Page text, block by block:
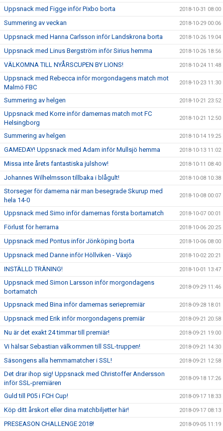
Uppsnack med Figge inför Pixbo borta 2018-10-31 08:00
Summering av veckan 2018-10-29 00:06
Uppsnack med Hanna Carlsson inför Landskrona borta 2018-10-26 19:04
Uppsnack med Linus Bergström inför Sirius hemma 2018-10-26 18:56
VÄLKOMNA TILL NYÅRSCUPEN BY LIONS! 2018-10-24 11:48
Uppsnack med Rebecca inför morgondagens match mot
Malmö FBC
2018-10-23 11:30
Summering av helgen 2018-10-21 23:52
Uppsnack med Korre inför damernas match mot FC
Helsingborg
2018-10-21 12:50
Summering av helgen 2018-10-14 19:25
GAMEDAY! Uppsnack med Adam inför Mullsjö hemma 2018-10-13 11:02
Missa inte årets fantastiska julshow! 2018-10-11 08:40
Johannes Wilhelmsson tillbaka i blågult! 2018-10-08 10:38
Storseger för damerna när man besegrade Skurup med
hela 14-0
2018-10-08 00:07
Uppsnack med Simo inför damernas första bortamatch 2018-10-07 00:01
Förlust för herrarna 2018-10-06 20:25
Uppsnack med Pontus inför Jönköping borta 2018-10-06 08:00
Uppsnack med Danne inför Höllviken - Växjö 2018-10-02 20:21
INSTÄLLD TRÄNING! 2018-10-01 13:47
Uppsnack med Simon Larsson inför morgondagens
bortamatch
2018-09-29 11:46
Uppsnack med Bina inför damernas seriepremiär 2018-09-28 18:01
Uppsnack med Erik inför morgondagens premiär 2018-09-21 20:58
Nu är det exakt 24 timmar till premiär! 2018-09-21 19:00
Vi hälsar Sebastian välkommen till SSL-truppen! 2018-09-21 14:30
Säsongens alla hemmamatcher i SSL! 2018-09-21 12:58
Det drar ihop sig! Uppsnack med Christoffer Andersson
inför SSL-premiären
2018-09-18 17:26
Guld till P05 i FCH Cup! 2018-09-17 18:33
Köp ditt årskort eller dina matchbiljetter här! 2018-09-17 08:13
PRESEASON CHALLENGE 2018! 2018-09-05 11:19